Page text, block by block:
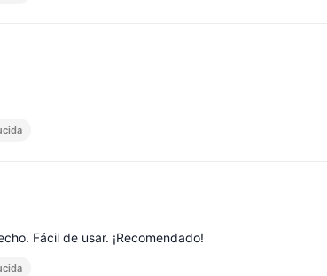
Fácil de usar. ¡Recomendado!